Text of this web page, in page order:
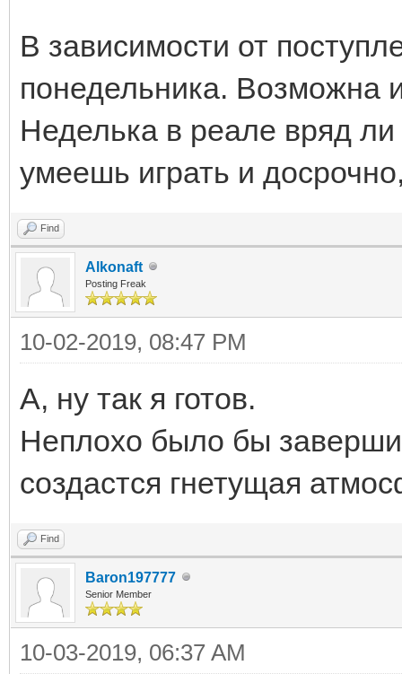
В зависимости от
понедельника. Возможна
Неделька в реале вряд
умеешь играть и
Find
Alkonaft
Posting Freak
10-02-2019, 08:47 PM
А, ну так я готов.
Неплохо было бы
создастся гнетущая
Find
Baron197777
Senior Member
10-03-2019, 06:37 AM